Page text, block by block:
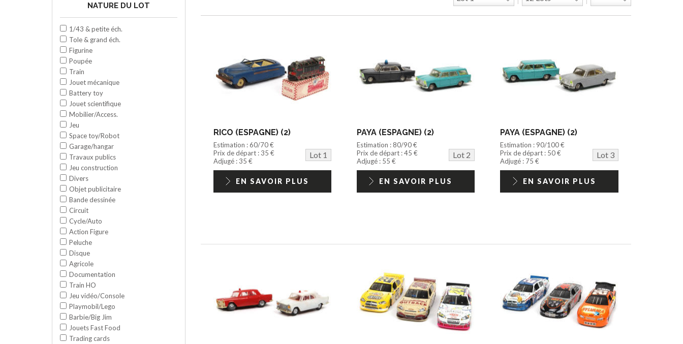
NATURE DU LOT
1/43 & petite éch.
Tole & grand éch.
Figurine
Poupée
Train
Jouet mécanique
Battery toy
Jouet scientifique
Mobilier/Access.
Jeu
Space toy/Robot
Garage/hangar
Travaux publics
Jeu construction
Divers
Objet publicitaire
Bande dessinée
Circuit
Cycle/Auto
Action Figure
Peluche
Disque
Agricole
Documentation
Train HO
Jeu vidéo/Console
Playmobil/Lego
Barbie/Big Jim
Jouets Fast Food
Trading cards
RICO (ESPAGNE) (2)
Estimation : 60/70 €
Prix de départ : 35 €
Lot 1
Adjugé : 35 €
EN SAVOIR PLUS
PAYA (ESPAGNE) (2)
Estimation : 80/90 €
Prix de départ : 45 €
Lot 2
Adjugé : 55 €
EN SAVOIR PLUS
PAYA (ESPAGNE) (2)
Estimation : 90/100 €
Prix de départ : 50 €
Lot 3
Adjugé : 75 €
EN SAVOIR PLUS